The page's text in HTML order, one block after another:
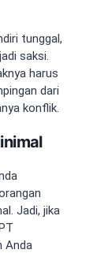
tunggal,
saksi.
harus
dari
konflik.
Jadi, jika
Anda